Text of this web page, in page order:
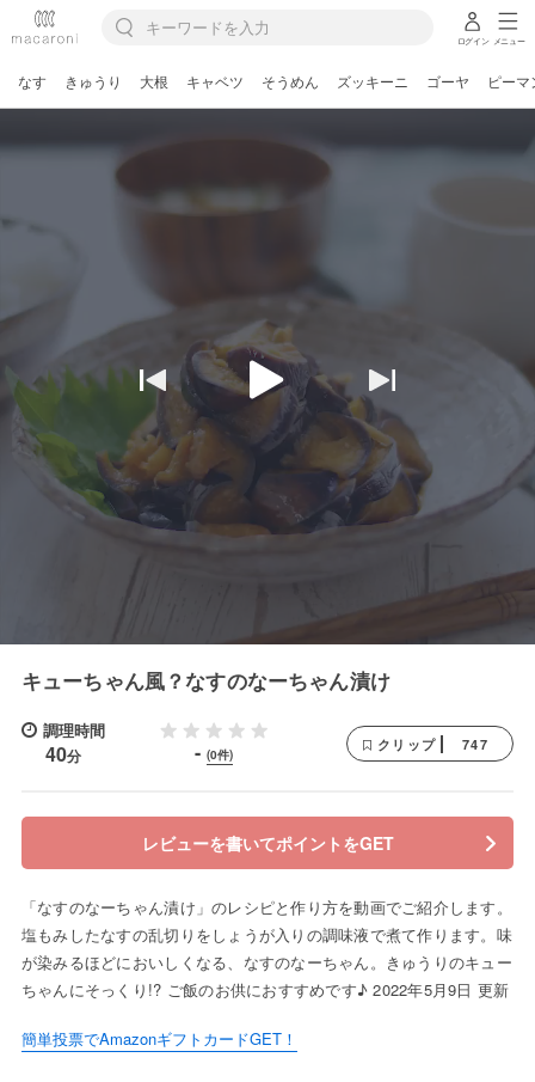
ログイン メニュー
なす きゅうり 大根 キャベツ そうめん ズッキーニ ゴーヤ ピーマ
キューちゃん風？なすのなーちゃん漬け
調理時間
40分 - (0件)
クリップ 747
レビューを書いてポイントをGET
「なすのなーちゃん漬け」のレシピと作り方を動画でご紹介します。
塩もみしたなすの乱切りをしょうが入りの調味液で煮て作ります。味
が染みるほどにおいしくなる、なすのなーちゃん。きゅうりのキュー
ちゃんにそっくり!? ご飯のお供におすすめです♪ 2022年5月9日 更新
簡単投票でAmazonギフトカードGET！